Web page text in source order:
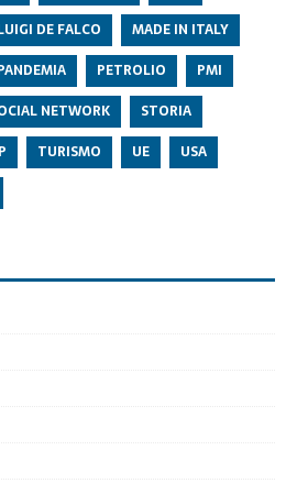
DE FALCO
MADE IN ITALY
PETROLIO
PMI
NETWORK
STORIA
TURISMO UE
USA